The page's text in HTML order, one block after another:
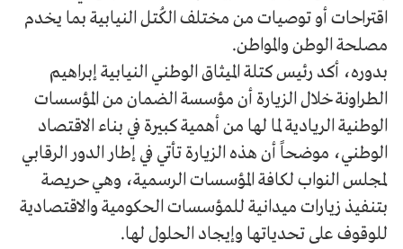
اقتراحات أو توصيات من مختلف الكُتل النيابية بما يخدم
مصلحة الوطن والمواطن.
بدوره، أكد رئيس كتلة الميثاق الوطني النيابية إبراهيم
الطراونة خلال الزيارة أن مؤسسة الضمان من المؤسسات
الوطنية الريادية لما لها من أهمية كبيرة في بناء الاقتصاد
الوطني، موضحاً أن هذه الزيارة تأتي في إطار الدور الرقابي
لمجلس النواب لكافة المؤسسات الرسمية، وهي حريصة
بتنفيذ زيارات ميدانية للمؤسسات الحكومية والاقتصادية
للوقوف على تحدياتها وإيجاد الحلول لها.